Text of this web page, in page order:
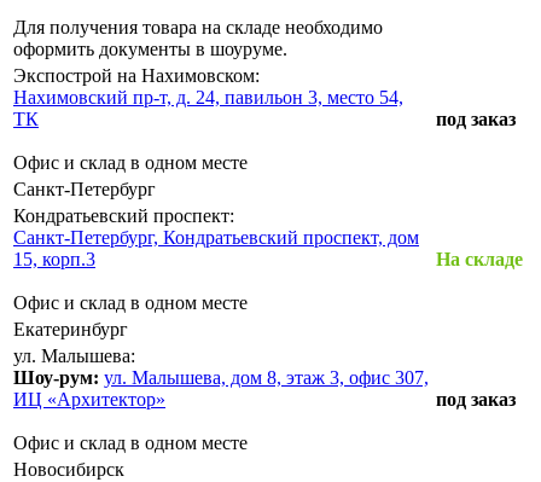
Для получения товара на складе необходимо
оформить документы в шоуруме.
Экспострой на Нахимовском:
Нахимовский пр-т, д. 24, павильон 3, место 54,
ТК
Офис и склад в одном месте
под заказ
Санкт-Петербург
Кондратьевский проспект:
Санкт-Петербург, Кондратьевский проспект, дом
15, корп.3
Офис и склад в одном месте
На складе
Екатеринбург
ул. Малышева:
Шоу-рум: ул. Малышева, дом 8, этаж 3, офис 307,
ИЦ «Архитектор»
Офис и склад в одном месте
под заказ
Новосибирск